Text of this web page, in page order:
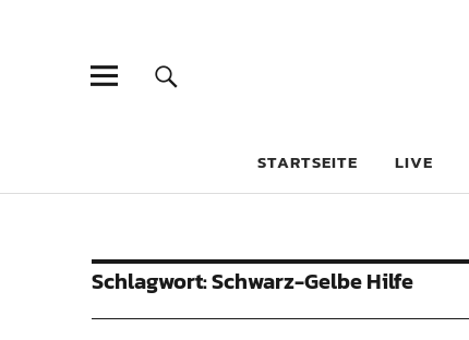
STARTSEITE LIVE
Schlagwort:Schwarz-Gelbe Hilfe